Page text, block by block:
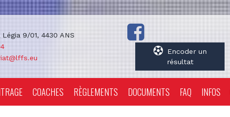
9/01, 4430 ANS
Encoder un
résultat
COACHES RÈGLEMENTS DOCUMENTS FAQ INFOS